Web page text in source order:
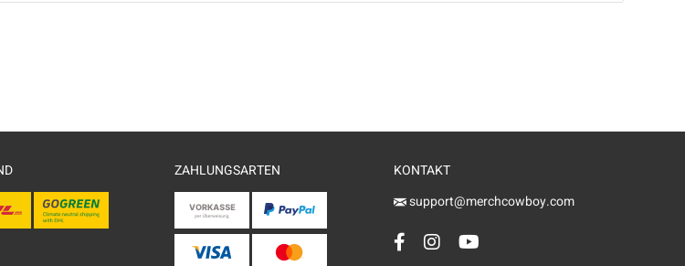
ZAHLUNGSARTEN
KONTAKT
support@merchcowboy.com